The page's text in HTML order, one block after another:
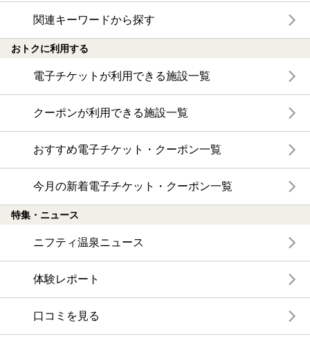
関連キーワードから探す
おトクに利用する
電子チケットが利用できる施設一覧
クーポンが利用できる施設一覧
おすすめ電子チケット・クーポン一覧
今月の新着電子チケット・クーポン一覧
特集・ニュース
ニフティ温泉ニュース
体験レポート
口コミを見る